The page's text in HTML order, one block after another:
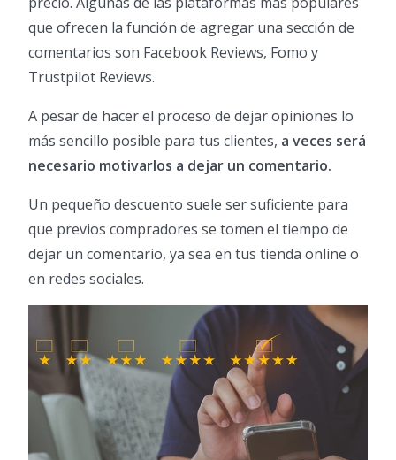
que ofrecen la función de agregar una sección de
comentarios son Facebook Reviews, Fomo y
Trustpilot Reviews.
A pesar de hacer el proceso de dejar opiniones lo
más sencillo posible para tus clientes, a veces será
necesario motivarlos a dejar un comentario.
Un pequeño descuento suele ser suficiente para
que previos compradores se tomen el tiempo de
dejar un comentario, ya sea en tus tienda online o
en redes sociales.